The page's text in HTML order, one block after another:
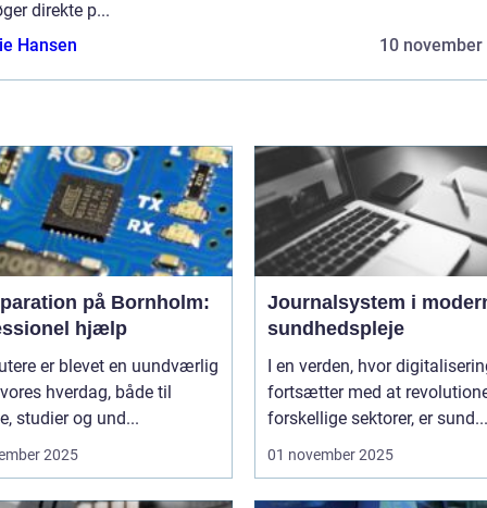
direkte p...
Hansen
10 november
på Bornholm:
hjælp
er blevet en uundværlig
hverdag, både til
studier og und...
2025
Journalsystem i
sundhedspleje
I en verden, hvor
fortsætter med at
forskellige sektorer, er sund...
01 november 2025